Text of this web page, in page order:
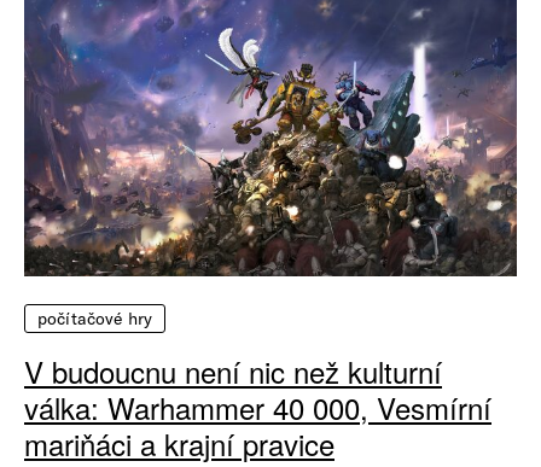
počítačové hry
V budoucnu není nic než kulturní
válka: Warhammer 40 000, Vesmírní
mariňáci a krajní pravice